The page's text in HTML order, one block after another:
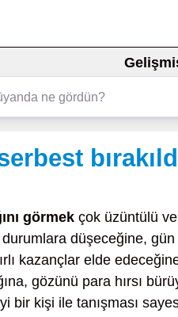
görmek çok üzüntülü
durumlara düşeceğine,
kazançlar elde
gözünü para hırsı
bir kişi ile tanışması